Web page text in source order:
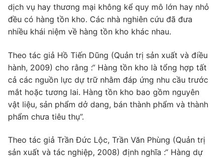
dịch vụ hay thương mại không kể quy mô lớn hay nhỏ
đều có hàng tồn kho. Các nhà nghiên cứu đã đưa
nhiều khái niệm về hàng tồn kho khác nhau.
Theo tác giả Hồ Tiến Dũng (Quản trị sản xuất và điều
hành, 2009) cho rằng :“ Hàng tồn kho là tổng hợp tất
cả các nguồn lực dự trữ nhằm đáp ứng nhu cầu trước
mắt hoặc tương lai. Hàng tồn kho bao gồm nguyên
vật liệu, sản phẩm dở dang, bán thành phẩm và thành
phẩm chưa tiêu thụ”.
Theo tác giả Trần Đức Lộc, Trần Văn Phùng (Quản trị
sản xuất và tác nghiệp, 2008) định nghĩa :“ Hàng dự